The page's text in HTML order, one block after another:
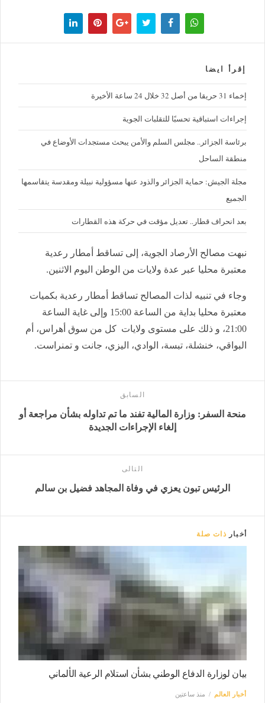
إقرأ ايضا
إخماء 31 حريقا من أصل 32 خلال 24 ساعة الأخيرة
إجراءات استباقية تحسبًا للتقلبات الجوية
برئاسة الجزائر.. مجلس السلم والأمن يبحث مستجدات الأوضاع في
منطقة الساحل
مجلة الجيش: حماية الجزائر والذود عنها مسؤولية نبيلة ومقدسة يتقاسمها
الجميع
بعد انحراف قطار.. تعديل مؤقت في حركة هذه القطارات
نبهت مصالح الأرصاد الجوية، إلى تساقط أمطار رعدية
معتبرة محليا عبر عدة ولايات من الوطن اليوم الاثنين.
وجاء في تنبيه لذات المصالح تساقط أمطار رعدية بكميات
معتبرة محليا بداية من الساعة 15:00 وإلى غاية الساعة
21:00، و ذلك على مستوى ولايات كل من سوق أهراس، أم
البواقي، خنشلة، تبسة، الوادي، اليزي، جانت و تمنراست.
السابق
منحة السفر: وزارة المالية تفند ما تم تداوله بشأن مراجعة أو
إلغاء الإجراءات الجديدة
التالى
الرئيس تبون يعزي في وفاة المجاهد فضيل بن سالم
أخبار ذات صلة
بيان لوزارة الدفاع الوطني بشأن استلام الرعية الألماني
أخبار العالم منذ ساعتين